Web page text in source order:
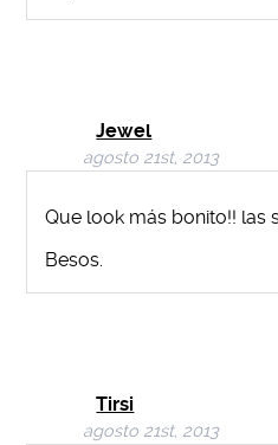
Jewel
agosto 21st, 2013
Que look más bonito!! las
Besos.
Tirsi
agosto 21st, 2013